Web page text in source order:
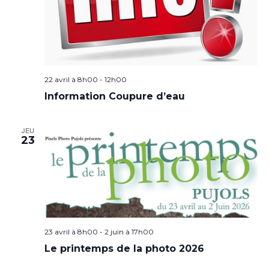
22 avril à 8h00 - 12h00
Information Coupure d’eau
JEU
23
23 avril à 8h00 - 2 juin à 17h00
Le printemps de la photo 2026